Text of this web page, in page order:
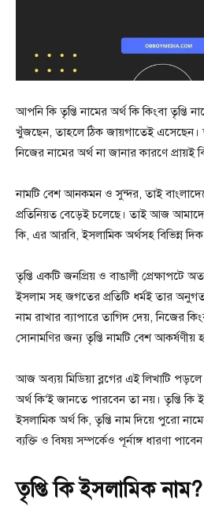
আপনি কি তৃপ্তি নামের অর্থ কি কিংবা তৃপ্তি
খুঁজছেন, তাহলে ঠিক জায়গাতেই এসেছেন।
নিজের নামের অর্থ না জানার কারণে প্রায়ই
নামটি বেশ আনকমন ও সুন্দর, তাই
প্রতিনিয়ত বেড়েই চলেছে। তাই আজ
কি, এর আরবি, ইসলামিক অর্থসহ বিভিন্ন
তৃপ্তি একটি জনপ্রিয় ও বাঙালী প্রেক্ষাপটে
ইসলাম সহ জগতের প্রতিটি ধর্মই তার
নাম রাখার ব্যাপারে তাগিদ দেয়, নিজের
সোনামণির জন্য তৃপ্তি নামটি বেশ আকর্ষণীয়
আজ অব্যয় মিডিয়া ব্লগের এই লিখাটি
অর্থ কি‘ই জানতে পারবেন তা নয়। তৃপ্তি কি
ইসলামিক অর্থ কি, তৃপ্তি নাম দিয়ে পুরো
ব্যক্তি ও বিষয় সম্পর্কেও পূর্নাঙ্গ ধারণা
তৃপ্তি কি ইসলামিক নাম?